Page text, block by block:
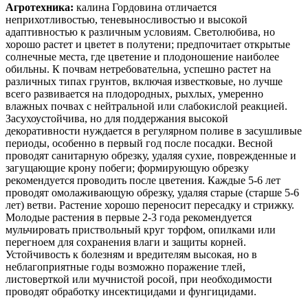
Агротехника: калина Гордовина отличается
неприхотливостью, теневыносливостью и высокой
адаптивностью к различным условиям. Светолюбива, но
хорошо растет и цветет в полутени; предпочитает открытые
солнечные места, где цветение и плодоношение наиболее
обильны. К почвам нетребовательна, успешно растет на
различных типах грунтов, включая известковые, но лучше
всего развивается на плодородных, рыхлых, умеренно
влажных почвах с нейтральной или слабокислой реакцией.
Засухоустойчива, но для поддержания высокой
декоративности нуждается в регулярном поливе в засушливые
периоды, особенно в первый год после посадки. Весной
проводят санитарную обрезку, удаляя сухие, поврежденные и
загущающие крону побеги; формирующую обрезку
рекомендуется проводить после цветения. Каждые 5-6 лет
проводят омолаживающую обрезку, удаляя старые (старше 5-6
лет) ветви. Растение хорошо переносит пересадку и стрижку.
Молодые растения в первые 2-3 года рекомендуется
мульчировать приствольный круг торфом, опилками или
перегноем для сохранения влаги и защиты корней.
Устойчивость к болезням и вредителям высокая, но в
неблагоприятные годы возможно поражение тлей,
листоверткой или мучнистой росой, при необходимости
проводят обработку инсектицидами и фунгицидами.